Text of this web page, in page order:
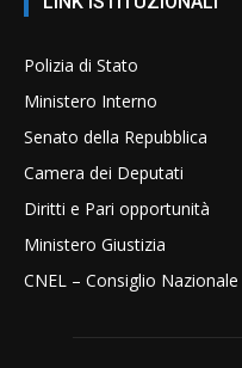
Polizia di Stato
Ministero Interno
Senato della Repubblica
Camera dei Deputati
Diritti e Pari opportunità
Ministero Giustizia
CNEL – Consiglio